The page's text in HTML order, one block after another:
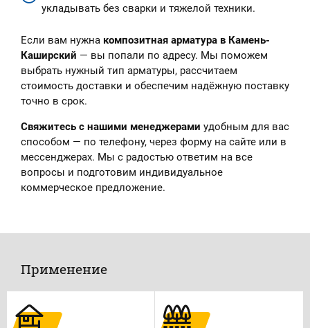
укладывать без сварки и тяжелой техники.
Если вам нужна композитная арматура в Камень-
Каширский — вы попали по адресу. Мы поможем
выбрать нужный тип арматуры, рассчитаем
стоимость доставки и обеспечим надёжную поставку
точно в срок.
Свяжитесь с нашими менеджерами удобным для вас
способом — по телефону, через форму на сайте или в
мессенджерах. Мы с радостью ответим на все
вопросы и подготовим индивидуальное
коммерческое предложение.
Применение